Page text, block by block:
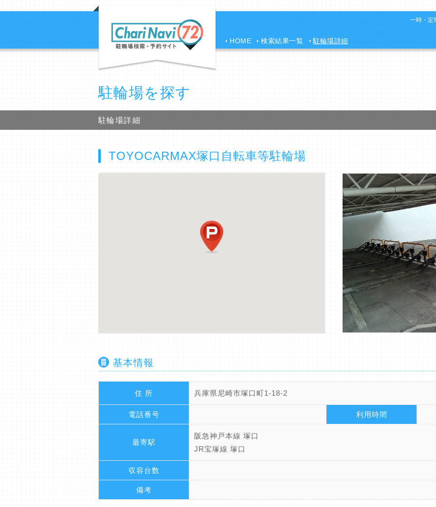
一時・定
HOME 検索結果一覧 駐輪場詳細
駐輪場を探す
駐輪場詳細
TOYOCARMAX塚口自転車等駐輪場
基本情報
住 所 兵庫県尼崎市塚口町1-18-2
電話番号 利用時間
最寄駅
阪急神戸本線 塚口
JR宝塚線 塚口
収容台数
備考